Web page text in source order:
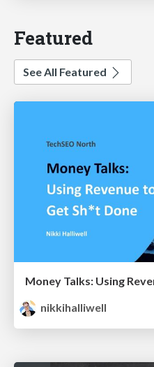
Featured
See All Featured
Money Talks: Using
nikkihalliwell